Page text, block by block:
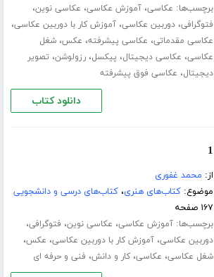
برچسب‌ها: عکاسی،آموزش عکاسی، عکاسی نوین،
فتوگرافی،دوربین عکاسی،آموزش کار با دوربین عکاسی،
عکاسی مقدماتی، عکاسی پیشرفته، عکس،شغل
عکاسی، عکاسی دیجیتال، پیکسل،رزولوشن، تصویر
دیجیتال، عکاسی فوق پیشرفته
دانلود کتاب
از: محمد غفوری
موضوع:کتاب‌های هنری،کتاب‌های درسی و دانشجویی
۱۶۷ صفحه
برچسب‌ها:آموزش عکاسی، عکاسی نوین، فتوگرافی،
دوربین عکاسی،آموزش کار با دوربین عکاسی، عکس،
شغل عکاسی، عکاسی،کار و دانش، فنی و حرفه ای